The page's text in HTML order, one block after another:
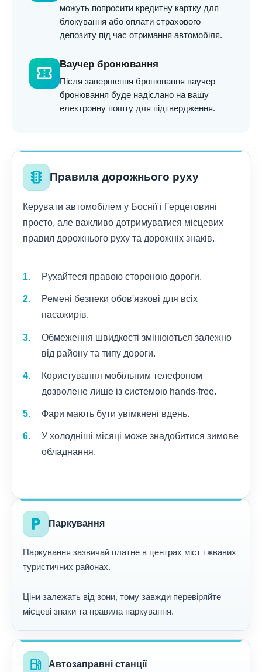
можуть попросити кредитну картку для
блокування або оплати страхового
депозиту під час отримання автомобіля.
confirmation_number
Ваучер бронювання
Після завершення бронювання ваучер
бронювання буде надіслано на вашу
електронну пошту для підтвердження.
traffic Правила дорожнього руху
Керувати автомобілем у Боснії і Герцеговині
просто, але важливо дотримуватися місцевих
правил дорожнього руху та дорожніх знаків.
Рухайтеся правою стороною дороги.
Ремені безпеки обов'язкові для всіх
пасажирів.
Обмеження швидкості змінюються залежно
від району та типу дороги.
Користування мобільним телефоном
дозволене лише із системою hands-free.
Фари мають бути увімкнені вдень.
У холодніші місяці може знадобитися зимове
обладнання.
local_parking Паркування
Паркування зазвичай платне в центрах міст і жвавих
туристичних районах.
Ціни залежать від зони, тому завжди перевіряйте
місцеві знаки та правила паркування.
local_gas_station Автозаправні станції